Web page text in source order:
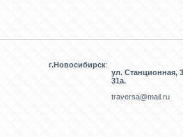
г.Новосибирск:
ул. Станционная,
31а.
traversa@mail.ru